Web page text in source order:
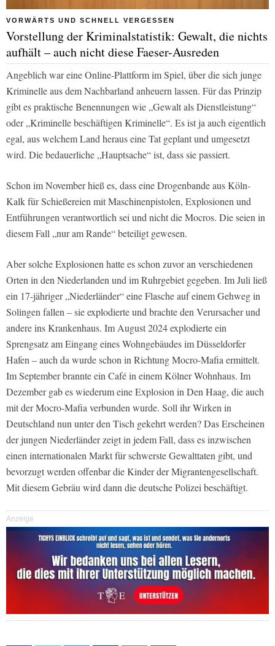
VORWÄRTS UND SCHNELL VERGESSEN
Vorstellung der Kriminalstatistik: Gewalt, die nichts
aufhält – auch nicht diese Faeser-Ausreden
Angeblich war eine Online-Plattform im Spiel, über die sich junge
Kriminelle aus dem Nachbarland anheuern lassen. Für das Prinzip
gibt es praktische Benennungen wie „Gewalt als Dienstleistung“
oder „Kriminelle beschäftigen Kriminelle“. Es ist ja auch eigentlich
egal, aus welchem Land heraus eine Tat geplant und umgesetzt
wird. Die bedauerliche „Hauptsache“ ist, dass sie passiert.
Schon im November hieß es, dass eine Drogenbande aus Köln-
Kalk für Schießereien mit Maschinenpistolen, Explosionen und
Entführungen verantwortlich sei und nicht die Mocros. Die seien in
diesem Fall „nur am Rande“ beteiligt gewesen.
Aber solche Explosionen hatte es schon zuvor an verschiedenen
Orten in den Niederlanden und im Ruhrgebiet gegeben. Im Juli ließ
ein 17-jähriger „Niederländer“ eine Flasche auf einem Gehweg in
Solingen fallen – sie explodierte und brachte den Verursacher und
andere ins Krankenhaus. Im August 2024 explodierte ein
Sprengsatz am Eingang eines Wohngebäudes im Düsseldorfer
Hafen – auch da wurde schon in Richtung Mocro-Mafia ermittelt.
Im September brannte ein Café in einem Kölner Wohnhaus. Im
Dezember gab es wiederum eine Explosion in Den Haag, die auch
mit der Mocro-Mafia verbunden wurde. Soll ihr Wirken in
Deutschland nun unter den Tisch gekehrt werden? Das Erscheinen
der jungen Niederländer zeigt in jedem Fall, dass es inzwischen
einen internationalen Markt für schwerste Gewalttaten gibt, und
bevorzugt werden offenbar die Kinder der Migrantengesellschaft.
Mit diesem Gebräu wird dann die deutsche Polizei beschäftigt.
Anzeige